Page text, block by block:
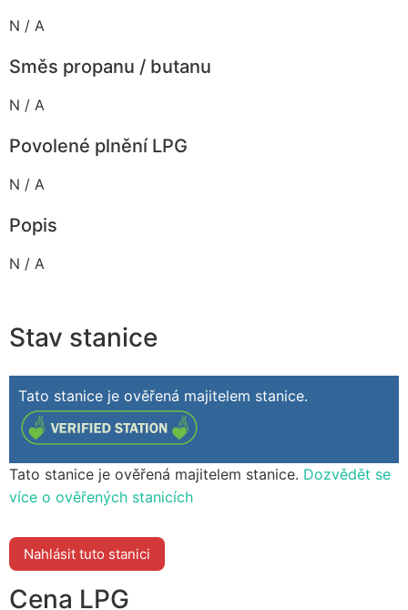
N / A
Směs propanu / butanu
N / A
Povolené plnění LPG
N / A
Popis
N / A
Stav stanice
Tato stanice je ověřená majitelem stanice.
Tato stanice je ověřená majitelem stanice. Dozvědět se
více o ověřených stanicích
Nahlásit tuto stanici
Cena LPG